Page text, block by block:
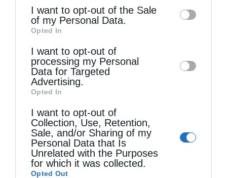
information may also be disclosed by us to
third parties on theIAB’s List of
Downstream Participants
disclose it to other third parties.
I want to opt-out of the Sale
of my Personal Data.
Opted In
I want to opt-out of
processing my Personal
Data for Targeted
Advertising.
Opted In
I want to opt-out of
Collection, Use, Retention,
Sale, and/or Sharing of my
Personal Data that Is
Unrelated with the Purposes
for which it was collected.
Opted Out
Άγιος Παΐσιος ο Αγιορείτης: Ἐχε εμπιστοσύνη στο
Θεό